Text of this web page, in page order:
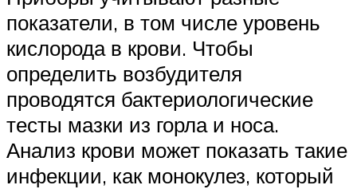
показатели, в том числе уровень
кислорода в крови. Чтобы
определить возбудителя
проводятся бактериологические
тесты мазки из горла и носа.
Анализ крови может показать такие
инфекции, как монокулез, который